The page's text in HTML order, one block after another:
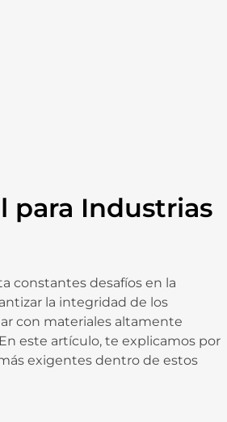
para Industrias
constantes desafíos en la
la integridad de los
con materiales altamente
este artículo, te explicamos por
exigentes dentro de estos